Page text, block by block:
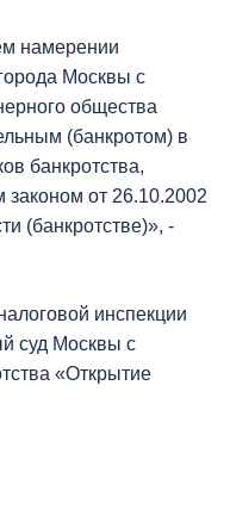
намерении
Москвы с
общества
(банкротом) в
банкротства,
от 26.10.2002
(банкротстве)», -
инспекции
суд Москвы с
«Открытие